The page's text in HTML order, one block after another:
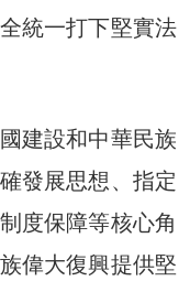
統一打下堅實法
建設和中華民族
發展思想、指定
度保障等核心角
偉大復興提供堅